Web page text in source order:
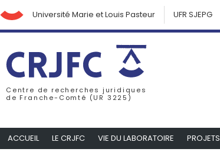
Université Marie et Louis Pasteur UFR SJEPG
Centre de recherches juridiques
de Franche-Comté (UR 3225)
ACCUEIL LE CRJFC VIE DU LABORATOIRE PROJETS